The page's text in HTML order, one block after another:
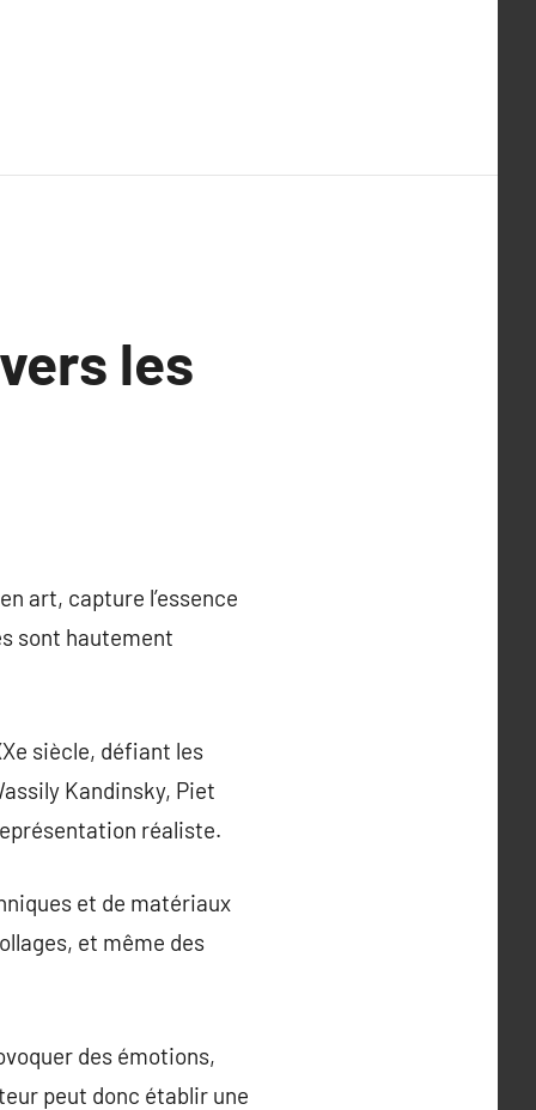
les
art, capture l’essence
sont hautement
siècle, défiant les
Kandinsky, Piet
réaliste.
et de matériaux
et même des
des émotions,
peut donc établir une